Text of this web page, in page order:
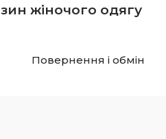
жіночого одягу
Повернення і обмін